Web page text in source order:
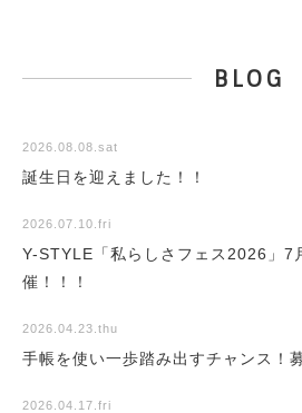
BLOG
2026.08.08.sat
誕生日を迎えました！！
2026.07.10.fri
Y-STYLE「私らしさフェス2026」7
催！！！
2026.04.23.thu
手帳を使い一歩踏み出すチャンス！
2026.04.17.fri